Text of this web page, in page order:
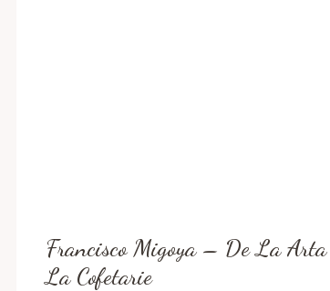
Francisco Migoya – De La Arta
La Cofetarie